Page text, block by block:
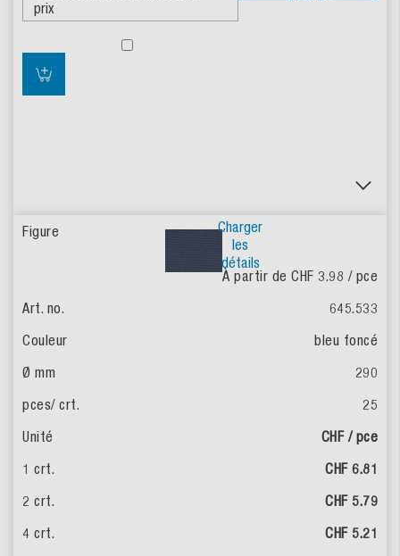
Charger
les
détails
À partir de CHF 3.98 / pce
645.533
bleu foncé
290
25
CHF / pce
CHF 6.81
CHF 5.79
CHF 5.21